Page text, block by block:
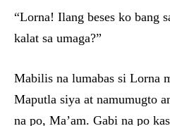
“Lorna! Ilang beses ko bang
kalat sa umaga?”
Mabilis na lumabas si Lorna
Maputla siya at namumugto
na po, Ma’am. Gabi na po